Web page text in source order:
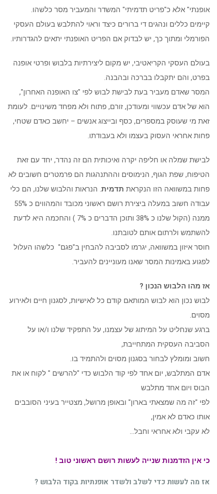
אופנתי" אלא כ"פריט תדמיתי" המשדר והמעביר מסר כלשהו.
קיימים כללים ונהגים די ברורים כיצד וראוי להתלבש בעולם העסקי
הפורמלי ומתוך כך, יש לבדוק אם הפריט האופנתי יתאים להגדרותיו.
בעולם העסקי הקריאטיבי, יש מקום ליצירתיות בלבוש ופרטי אופנה
בפרט, והם יתקבלו בברכה ובהבנה.
המסר שאדם מעביר בעת לבישת לבוש לפי "צו האופנה האחרון",
הוא של אדם עכשווי ומעודכן, זורם, פתוח ולא מפחד משינויים. לעומת
זאת מי שעוסק במספרים, כסף ובייצוג אנשים – יחשב כאדם שטחי,
פחות אחראי העסוק בעצמו ולא בעבודתו.
לבישת שמלה או חליפה יקרה ואיכותית הם זה נהדר, יחד עם זאת
הטיפוח, שפת הגוף, הנימוסים וההתנהגות הם פרמטרים חשובים לא
פחות במשוואה הזו הנקראת תדמית. הנראות והלבוש שלנו, הם כלי
עבודה חשוב במעלה ביצירת רושם ראשוני מכובד והמהווים כ 55%
ממנה (הקול שלנו כ 38% ותוכן הדברים כ 7% ) והחכמה היא לדעת
להשתמש ולרתום אותם לטובתנו.
חוסר איזון במשוואה, יגרמו לסביבה להבחין ב"פגם" כלשהו העלול
לפגוע באמינות המסר שאנו מעוניינים להעביר.
אז מהו הלבוש הנכון ?
לבוש נכון הוא לבוש המותאם קודם כל לאישיות, לסגנון חיים ולאירוע
מסוים.
ברגע שנחליט על המיתוג של עצמנו, על התפקיד שלנו ו/או על
הסביבה העסקית המתחייבת,
חשוב ומומלץ לבחור בסגנון מסוים ולהתמיד בו.
אדם המתלבש, יום אחד לפי קוד הלבוש כדי "להרשים " לקוח או את
הבוס ויום אחד מתלבש
לפי "זה מה שמצאתי בארון" ובאופן מרושל, מצטייר בעיני הסובבים
אותו כאדם לא אמין,
לא עקבי ולא אחראי וחבל…
כי אין הזדמנות שנייה לעשות רושם ראשוני טוב !
אז מה לעשות כדי לשלב ולשדר אופנתיות בקוד הלבוש ?